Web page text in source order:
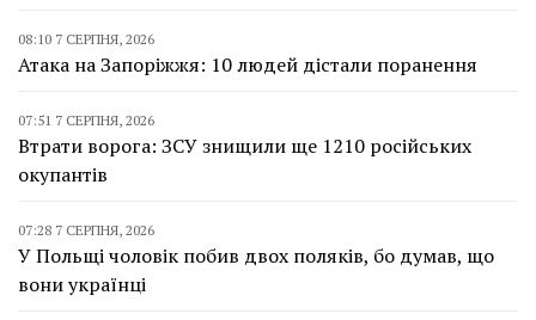
08:10 7 СЕРПНЯ, 2026
Атака на Запоріжжя: 10 людей дістали поранення
07:51 7 СЕРПНЯ, 2026
Втрати ворога: ЗСУ знищили ще 1210 російських
окупантів
07:28 7 СЕРПНЯ, 2026
У Польщі чоловік побив двох поляків, бо думав, що
вони українці